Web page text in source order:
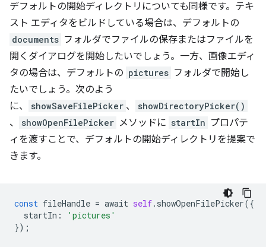
デフォルトの開始ディレクトリについても同様です。テキ
スト エディタをビルドしている場合は、デフォルトの
documents フォルダでファイルの保存またはファイルを
開くダイアログを開始したいでしょう。一方、画像エディ
タの場合は、デフォルトの pictures フォルダで開始し
たいでしょう。次のよう
に、
showSaveFilePicker 、 showDirectoryPicker()
、 showOpenFilePicker メソッドに startIn プロパテ
ィを渡すことで、デフォルトの開始ディレクトリを提案で
きます。
const fileHandle = await self. showOpenFilePicker({
startIn :
'pictures'
});